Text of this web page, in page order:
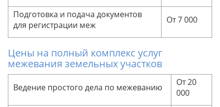
Подготовка и подача документов
для регистрации меж
От 7 000
Цены на полный комплекс услуг
межевания земельных участков
Ведение простого дела по межеванию
От 20
000